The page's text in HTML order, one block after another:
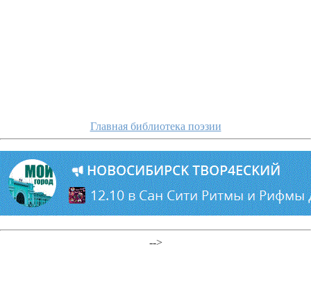
Главная библиотека поэзии
-->